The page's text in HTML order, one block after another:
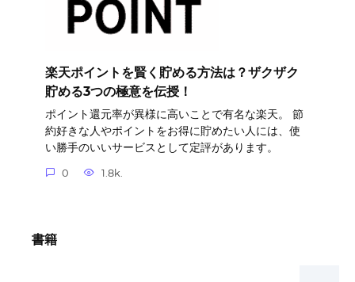
楽天ポイントを賢く貯める方法は？ザクザク
貯める3つの極意を伝授！
ポイント還元率が異様に高いことで有名な楽天。 節
約好きな人やポイントをお得に貯めたい人には、使
い勝手のいいサービスとして定評があります。
0 1.8k.
書籍